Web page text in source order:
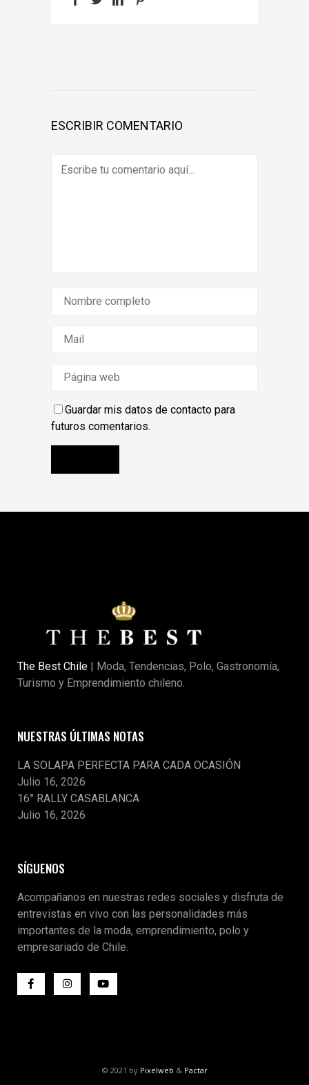
ESCRIBIR COMENTARIO
Guardar mis datos de contacto para
futuros comentarios.
The Best Chile | Moda, Tendencias, Polo, Gastronomía,
Turismo y Emprendimiento chileno.
NUESTRAS ÚLTIMAS NOTAS
LA SOLAPA PERFECTA PARA CADA OCASIÓN
Julio 16, 2026
16° RALLY CASABLANCA
Julio 16, 2026
SÍGUENOS
Acompañanos en nuestras redes sociales y disfruta de
entrevistas en vivo con las personalidades más
importantes de la moda, emprendimiento, polo y
empresariado de Chile.
© 2021 by Pixelweb & Pactar